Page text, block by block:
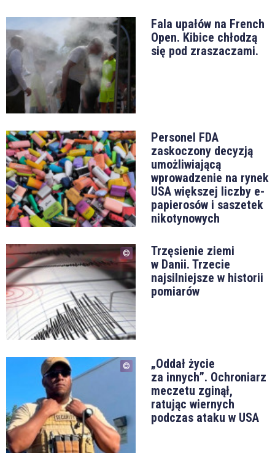
Fala upałów na French
Open. Kibice chłodzą
się pod zraszaczami.
Personel FDA
zaskoczony decyzją
umożliwiającą
wprowadzenie na rynek
USA większej liczby e-
papierosów i saszetek
nikotynowych
Trzęsienie ziemi
w Danii. Trzecie
najsilniejsze w historii
pomiarów
„Oddał życie
za innych”. Ochroniarz
meczetu zginął,
ratując wiernych
podczas ataku w USA